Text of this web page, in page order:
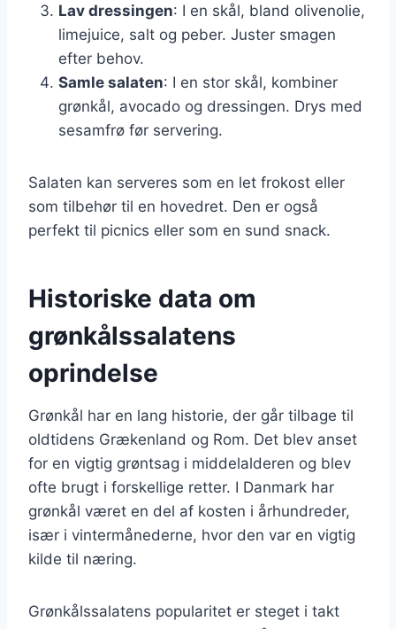
Lav dressingen: I en skål, bland olivenolie,
limejuice, salt og peber. Juster smagen
efter behov.
Samle salaten: I en stor skål, kombiner
grønkål, avocado og dressingen. Drys med
sesamfrø før servering.
Salaten kan serveres som en let frokost eller
som tilbehør til en hovedret. Den er også
perfekt til picnics eller som en sund snack.
Historiske data om
grønkålssalatens
oprindelse
Grønkål har en lang historie, der går tilbage til
oldtidens Grækenland og Rom. Det blev anset
for en vigtig grøntsag i middelalderen og blev
ofte brugt i forskellige retter. I Danmark har
grønkål været en del af kosten i århundreder,
især i vintermånederne, hvor den var en vigtig
kilde til næring.
Grønkålssalatens popularitet er steget i takt